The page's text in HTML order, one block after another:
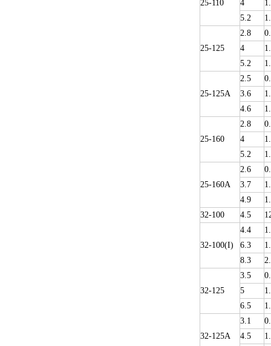
25-110
4
5.2
25-125
2.8
4
5.2
25-125A
2.5
3.6
4.6
25-160
2.8
4
5.2
25-160A
2.6
3.7
4.9
32-100
4.5
32-100(I)
4.4
6.3
8.3
32-125
3.5
5
6.5
32-125A
3.1
4.5